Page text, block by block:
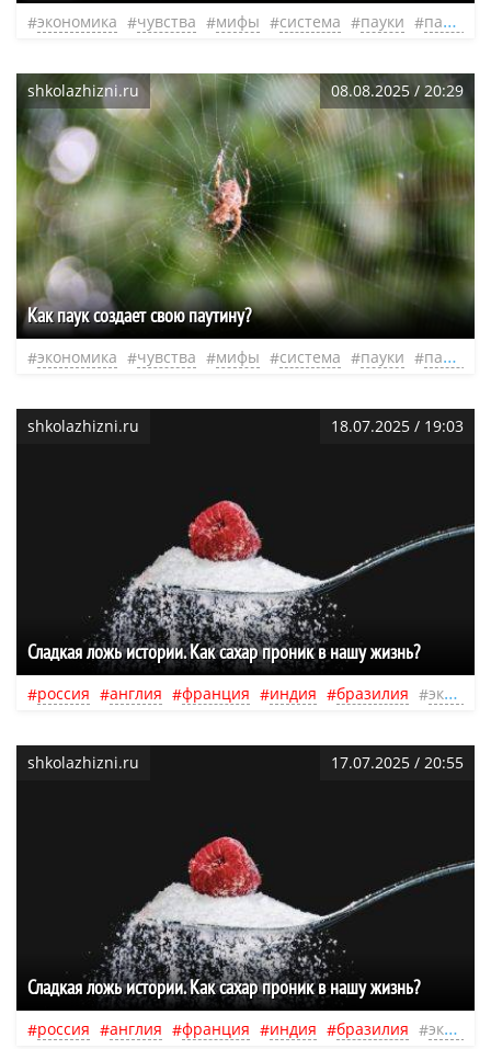
экономика чувства мифы система пауки паутина
shkolazhizni.ru 08.08.2025 / 20:29
Как паук создает свою паутину?
экономика чувства мифы система пауки паутина
shkolazhizni.ru 18.07.2025 / 19:03
Сладкая ложь истории. Как сахар проник в нашу жизнь?
россия англия франция индия бразилия экономика
shkolazhizni.ru 17.07.2025 / 20:55
Сладкая ложь истории. Как сахар проник в нашу жизнь?
россия англия франция индия бразилия экономика